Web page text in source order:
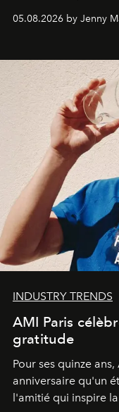
codes de la
une approche aussi
05.08.2026 by Jenny
INDUSTRY TRENDS
AMI Paris
gratitude
Pour ses quinze
anniversaire qu'un
l'amitié qui inspire